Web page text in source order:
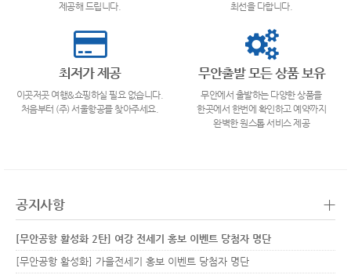
제공해 드립니다.
최선을 다합니다.
최저가 제공
이곳저곳 여행&쇼핑하실 필요 없습니다.
처음부터 (주) 서울항공를 찾아주세요.
무안출발 모든 상품 보유
무안에서 출발하는 다양한 상품을
한곳에서 한번에 확인하고 예약까지
완벽한 원스톱 서비스 제공
공지사항 +
[무안공항 활성화 2탄] 여강 전세기 홍보 이벤트 당첨자 명단
[무안공항 활성화] 가을전세기 홍보 이벤트 당첨자 명단